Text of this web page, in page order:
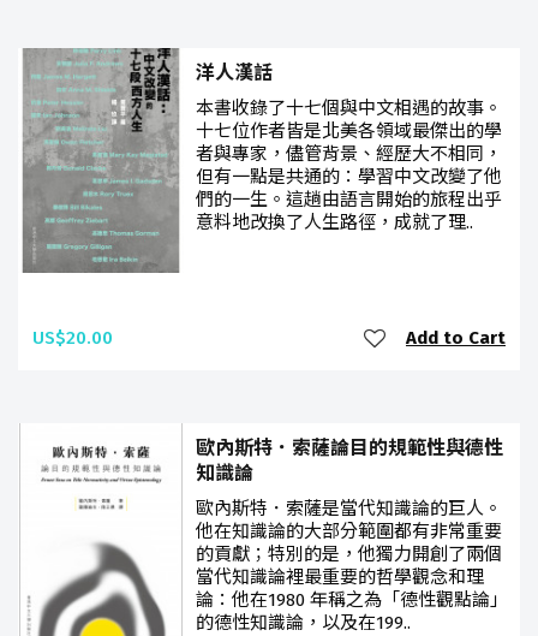
洋人漢話
本書收錄了十七個與中文相遇的故事。
十七位作者皆是北美各領域最傑出的學
者與專家，儘管背景、經歷大不相同，
但有一點是共通的：學習中文改變了他
們的一生。這趟由語言開始的旅程出乎
意料地改換了人生路徑，成就了理..
US$20.00 Add to Cart
歐內斯特．索薩論目的規範性與德性
知識論
歐內斯特．索薩是當代知識論的巨人。
他在知識論的大部分範圍都有非常重要
的貢獻；特別的是，他獨力開創了兩個
當代知識論裡最重要的哲學觀念和理
論：他在1980 年稱之為「德性觀點論」
的德性知識論，以及在199..